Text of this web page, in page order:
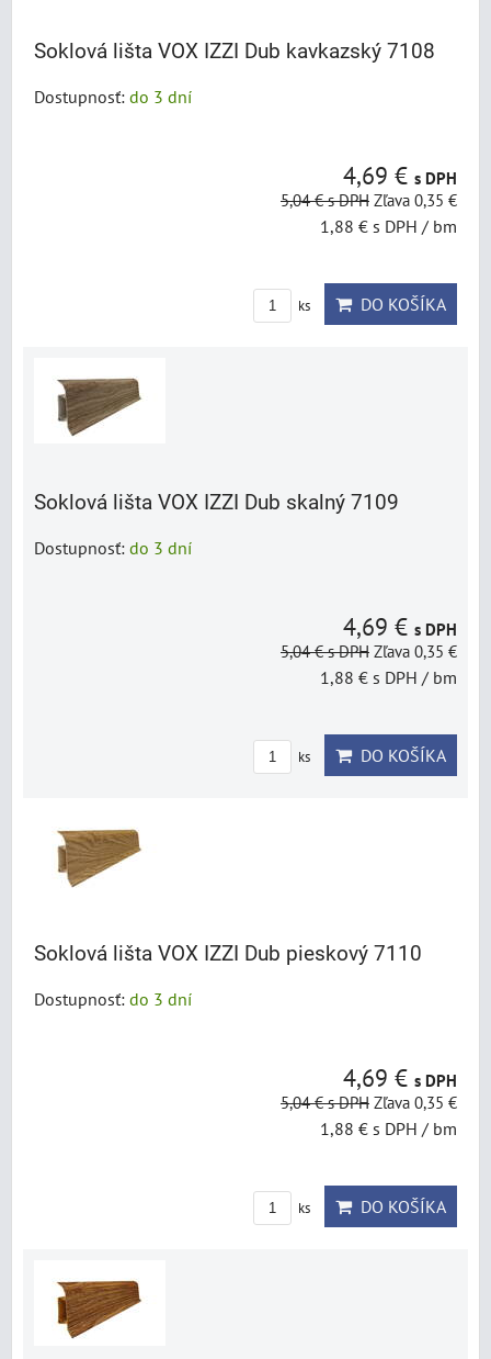
Soklová lišta VOX IZZI Dub kavkazský 7108
Dostupnosť: do 3 dní
4,69 € s DPH
5,04 €s DPH Zľava 0,35 €
1,88 € s DPH / bm
ks DO KOŠÍKA
Soklová lišta VOX IZZI Dub skalný 7109
Dostupnosť: do 3 dní
4,69 € s DPH
5,04 €s DPH Zľava 0,35 €
1,88 € s DPH / bm
ks DO KOŠÍKA
Soklová lišta VOX IZZI Dub pieskový 7110
Dostupnosť: do 3 dní
4,69 € s DPH
5,04 €s DPH Zľava 0,35 €
1,88 € s DPH / bm
ks DO KOŠÍKA